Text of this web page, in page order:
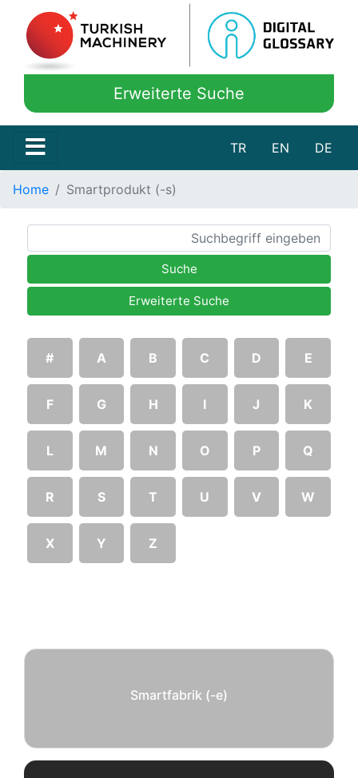
Erweiterte Suche
TR EN DE
Home Smartprodukt (-s)
Suche
Erweiterte Suche
# A B C D E
F G H I J K
L M N O P Q
R S T U V W
X Y Z
Smartfabrik (-e)